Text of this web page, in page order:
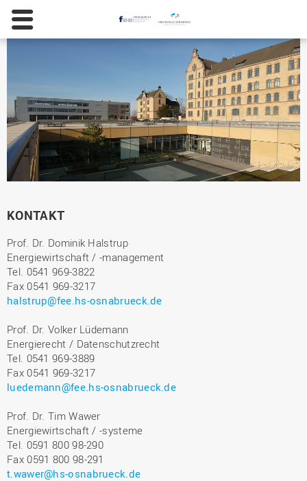
KONTAKT
Prof. Dr. Dominik Halstrup
Energiewirtschaft / -management
Tel. 0541 969-3822
Fax 0541 969-3217
halstrup@fee.hs-osnabrueck.de
Prof. Dr. Volker Lüdemann
Energierecht / Datenschutzrecht
Tel. 0541 969-3889
Fax 0541 969-3217
luedemann@fee.hs-osnabrueck.de
Prof. Dr. Tim Wawer
Energiewirtschaft / -systeme
Tel. 0591 800 98-290
Fax 0591 800 98-291
t.wawer@hs-osnabrueck.de